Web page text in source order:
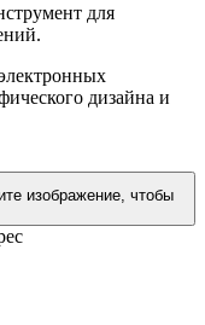
для
дизайна и
изображение, чтобы